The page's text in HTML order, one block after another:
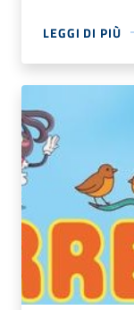
LEGGI DI PIÙ